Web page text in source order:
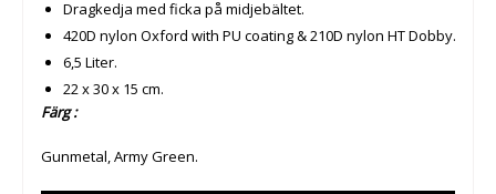
Dragkedja med ficka på midjebältet.
420D nylon Oxford with PU coating & 210D nylon HT Dobby.
6,5 Liter.
22 x 30 x 15 cm.
Färg :
Gunmetal, Army Green.